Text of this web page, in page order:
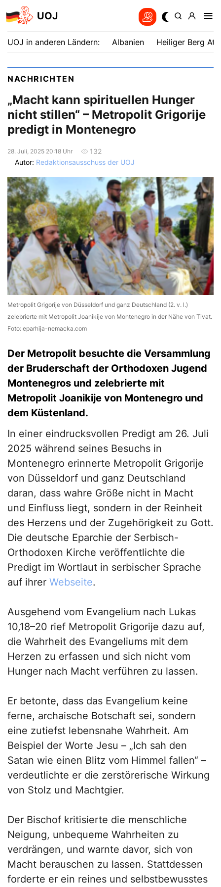
UOJ
UOJ in anderen Ländern: Albanien Heiliger Berg
NACHRICHTEN
„Macht kann spirituellen Hunger
nicht stillen“ – Metropolit Grigorije
predigt in Montenegro
28. Juli, 2025 20:18 Uhr
132
Autor: Redaktionsausschuss der UOJ
Metropolit Grigorije von Düsseldorf und ganz Deutschland (2. v. l.)
zelebrierte mit Metropolit Joanikije von Montenegro in der Nähe von Tivat.
Foto: eparhija-nemacka.com
Der Metropolit besuchte die Versammlung
der Bruderschaft der Orthodoxen Jugend
Montenegros und zelebrierte mit
Metropolit Joanikije von Montenegro und
dem Küstenland.
In einer eindrucksvollen Predigt am 26. Juli
2025 während seines Besuchs in
Montenegro erinnerte Metropolit Grigorije
von Düsseldorf und ganz Deutschland
daran, dass wahre Größe nicht in Macht
und Einfluss liegt, sondern in der Reinheit
des Herzens und der Zugehörigkeit zu Gott.
Die deutsche Eparchie der Serbisch-
Orthodoxen Kirche veröffentlichte die
Predigt im Wortlaut in serbischer Sprache
auf ihrer Webseite.
Ausgehend vom Evangelium nach Lukas
10,18–20 rief Metropolit Grigorije dazu auf,
die Wahrheit des Evangeliums mit dem
Herzen zu erfassen und sich nicht vom
Hunger nach Macht verführen zu lassen.
Er betonte, dass das Evangelium keine
ferne, archaische Botschaft sei, sondern
eine zutiefst lebensnahe Wahrheit. Am
Beispiel der Worte Jesu – „Ich sah den
Satan wie einen Blitz vom Himmel fallen“ –
verdeutlichte er die zerstörerische Wirkung
von Stolz und Machtgier.
Der Bischof kritisierte die menschliche
Neigung, unbequeme Wahrheiten zu
verdrängen, und warnte davor, sich von
Macht berauschen zu lassen. Stattdessen
forderte er ein reines und selbstbewusstes